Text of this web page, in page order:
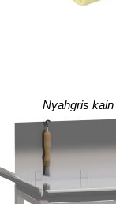
Nyahgris kain